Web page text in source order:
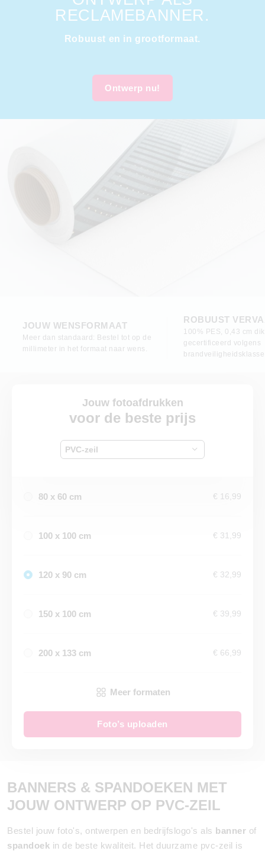
RECLAMEBANNER.
Robuust en in grootformaat.
Ontwerp nu!
JOUW WENSFORMAAT
Meer dan standaard: Bestel tot op de
millimeter in het formaat naar wens.
ROBUUST
100% PES, 0,43 cm
gecertificeerd volgens
Jouw fotoafdrukken
voor de beste prijs
PVC-zeil
80 x 60 cm € 16,99
100 x 100 cm € 31,99
120 x 90 cm € 32,99
150 x 100 cm € 39,99
200 x 133 cm € 66,99
Meer formaten
Foto’s uploaden
BANNERS & SPANDOEKEN MET
JOUW ONTWERP OP PVC-ZEIL
Bestel jouw foto's, ontwerpen en bedrijfslogo's als banner of
spandoek in de beste kwaliteit. Het duurzame pvc-zeil is